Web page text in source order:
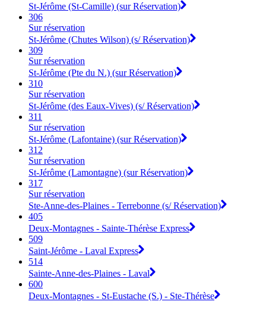
St-Jérôme (St-Camille) (sur Réservation)
306
Sur réservation
St-Jérôme (Chutes Wilson) (s/ Réservation)
309
Sur réservation
St-Jérôme (Pte du N.) (sur Réservation)
310
Sur réservation
St-Jérôme (des Eaux-Vives) (s/ Réservation)
311
Sur réservation
St-Jérôme (Lafontaine) (sur Réservation)
312
Sur réservation
St-Jérôme (Lamontagne) (sur Réservation)
317
Sur réservation
Ste-Anne-des-Plaines - Terrebonne (s/ Réservation)
405
Deux-Montagnes - Sainte-Thérèse Express
509
Saint-Jérôme - Laval Express
514
Sainte-Anne-des-Plaines - Laval
600
Deux-Montagnes - St-Eustache (S.) - Ste-Thérèse